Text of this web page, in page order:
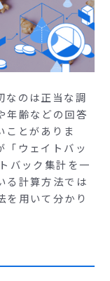
なのは正当な調
年齢などの回答
ことがありま
「ウェイトバッ
バック集計を一
る計算方法では
を用いて分かり